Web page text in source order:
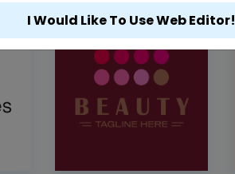
I Would Like To Use Web Editor!